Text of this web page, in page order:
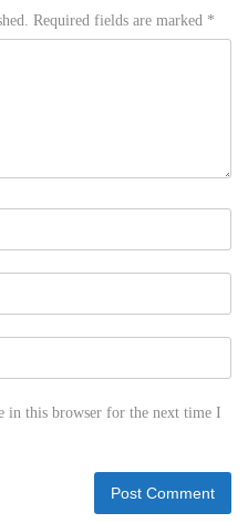
Required fields are marked *
in this browser for the next time I